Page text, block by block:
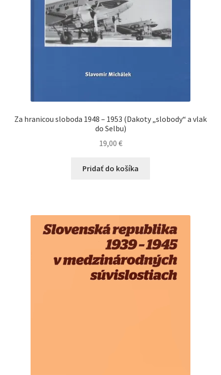
Za hranicou sloboda 1948 – 1953 (Dakoty „slobody“ a vlak
do Selbu)
19,00 €
Pridať do košíka